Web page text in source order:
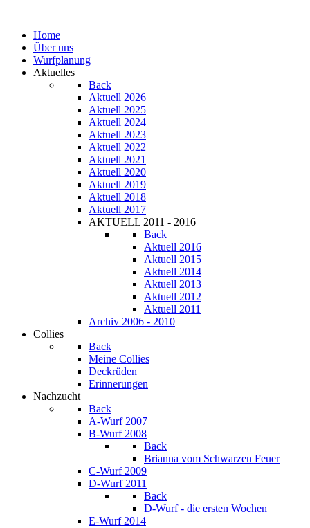
Home
Über uns
Wurfplanung
Aktuelles
Back
Aktuell 2026
Aktuell 2025
Aktuell 2024
Aktuell 2023
Aktuell 2022
Aktuell 2021
Aktuell 2020
Aktuell 2019
Aktuell 2018
Aktuell 2017
AKTUELL 2011 - 2016
Back
Aktuell 2016
Aktuell 2015
Aktuell 2014
Aktuell 2013
Aktuell 2012
Aktuell 2011
Archiv 2006 - 2010
Collies
Back
Meine Collies
Deckrüden
Erinnerungen
Nachzucht
Back
A-Wurf 2007
B-Wurf 2008
Back
Brianna vom Schwarzen Feuer
C-Wurf 2009
D-Wurf 2011
Back
D-Wurf - die ersten Wochen
E-Wurf 2014